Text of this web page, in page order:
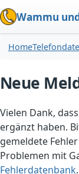
Wammu
Home
Neue
Vielen Dank,
ergänzt haben.
gemeldete
Problemen mit
Fehlerdatenbank.